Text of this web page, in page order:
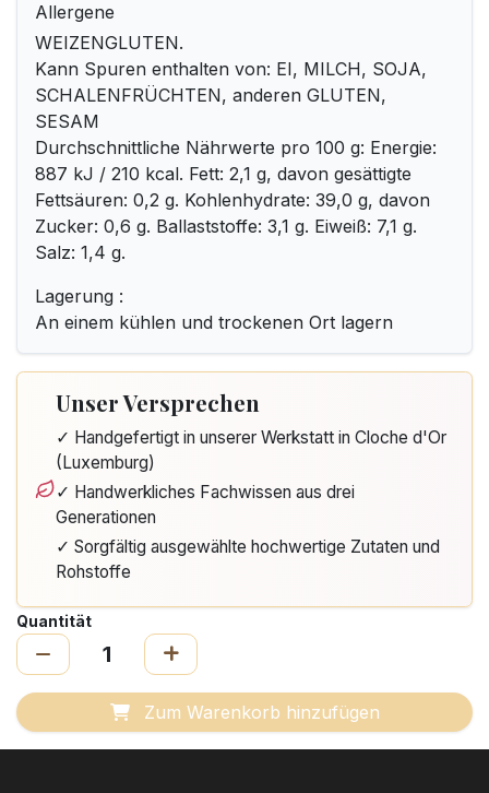
Allergene
WEIZENGLUTEN.
Kann Spuren enthalten von: EI, MILCH, SOJA,
SCHALENFRÜCHTEN, anderen GLUTEN,
SESAM
Durchschnittliche Nährwerte pro 100 g: Energie:
887 kJ / 210 kcal. Fett: 2,1 g, davon gesättigte
Fettsäuren: 0,2 g. Kohlenhydrate: 39,0 g, davon
Zucker: 0,6 g. Ballaststoffe: 3,1 g. Eiweiß: 7,1 g.
Salz: 1,4 g.
Lagerung :
An einem kühlen und trockenen Ort lagern
Unser Versprechen
✓ Handgefertigt in unserer Werkstatt in Cloche d'Or
(Luxemburg)
✓ Handwerkliches Fachwissen aus drei
Generationen
✓ Sorgfältig ausgewählte hochwertige Zutaten und
Rohstoffe
Quantität
Zum Warenkorb hinzufügen